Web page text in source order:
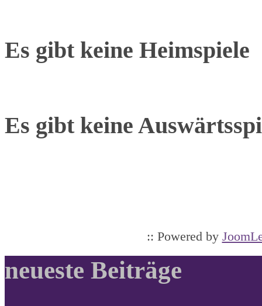
Es gibt keine Heimspiele
Es gibt keine
:: Powered by
neueste Beiträge